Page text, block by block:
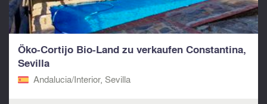
Öko-Cortijo Bio-Land zu verkaufen Constantina,
Sevilla
Andalucia/Interior, Sevilla